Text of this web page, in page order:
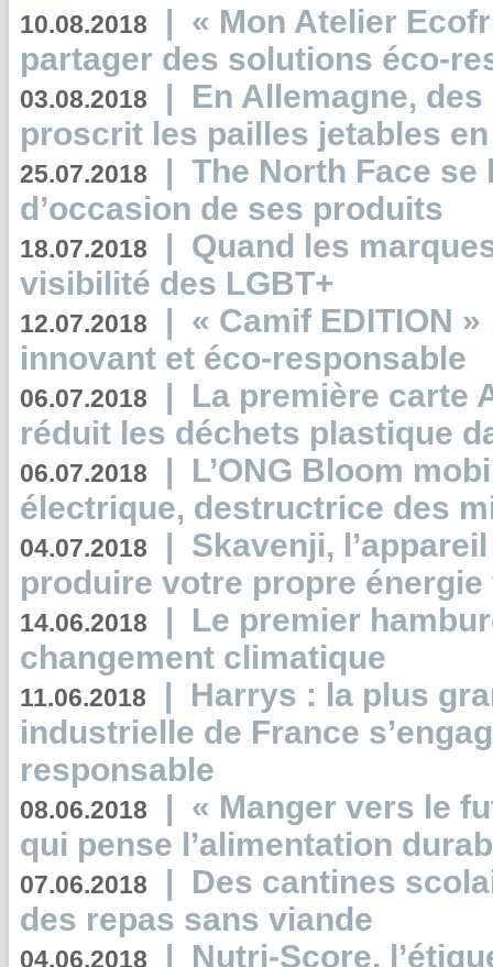
10.08.2018 | « Mon Atelier
partager des solutions éco-
03.08.2018 | En Allemagne,
proscrit les pailles jetables
25.07.2018 | The North Face se
d’occasion de ses produits
18.07.2018 | Quand les
visibilité des LGBT+
12.07.2018 | « Camif EDITION
innovant et éco-responsable
06.07.2018 | La première carte
réduit les déchets plastique
06.07.2018 | L’ONG Bloom
électrique, destructrice des
04.07.2018 | Skavenji,
produire votre propre
14.06.2018 | Le premier
changement climatique
11.06.2018 | Harrys : la plus
industrielle de France
responsable
08.06.2018 | « Manger vers le
qui pense l’alimentation
07.06.2018 | Des cantines
des repas sans viande
04.06.2018 | Nutri-Score,